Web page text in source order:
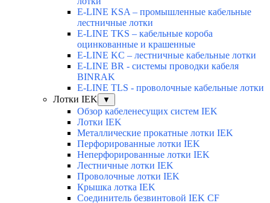
E-LINE KSA – промышленные кабельные
лестничные лотки
E-LINE TKS – кабельные короба
оцинкованные и крашенные
E-LINE KC – лестничные кабельные лотки
E-LINE BR - системы проводки кабеля
BINRAK
E-LINE TLS - проволочные кабельные лотки
Лотки IEK
▼
Обзор кабеленесущих систем IEK
Лотки IEK
Металлические прокатные лотки IEK
Перфорированные лотки IEK
Неперфорированные лотки IEK
Лестничные лотки IEK
Проволочные лотки IEK
Крышка лотка IEK
Соединитель безвинтовой IEK CF